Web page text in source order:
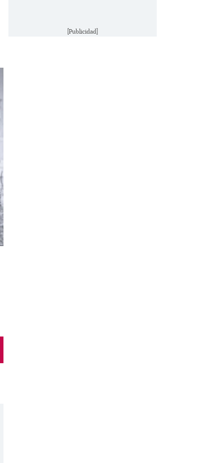
[Publicidad]